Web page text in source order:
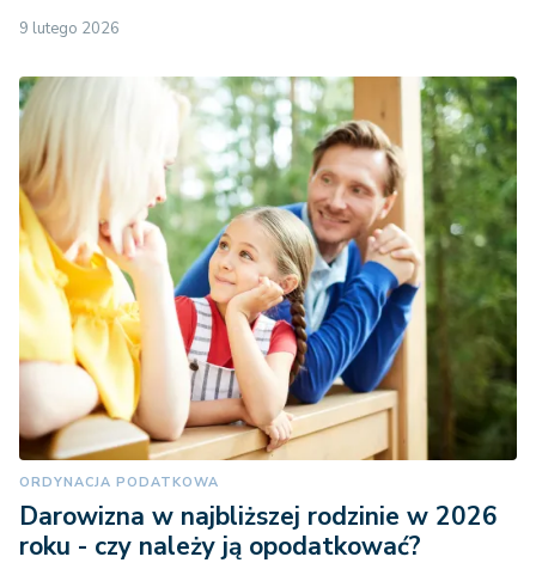
9 lutego 2026
ORDYNACJA PODATKOWA
Darowizna w najbliższej rodzinie w 2026
roku - czy należy ją opodatkować?